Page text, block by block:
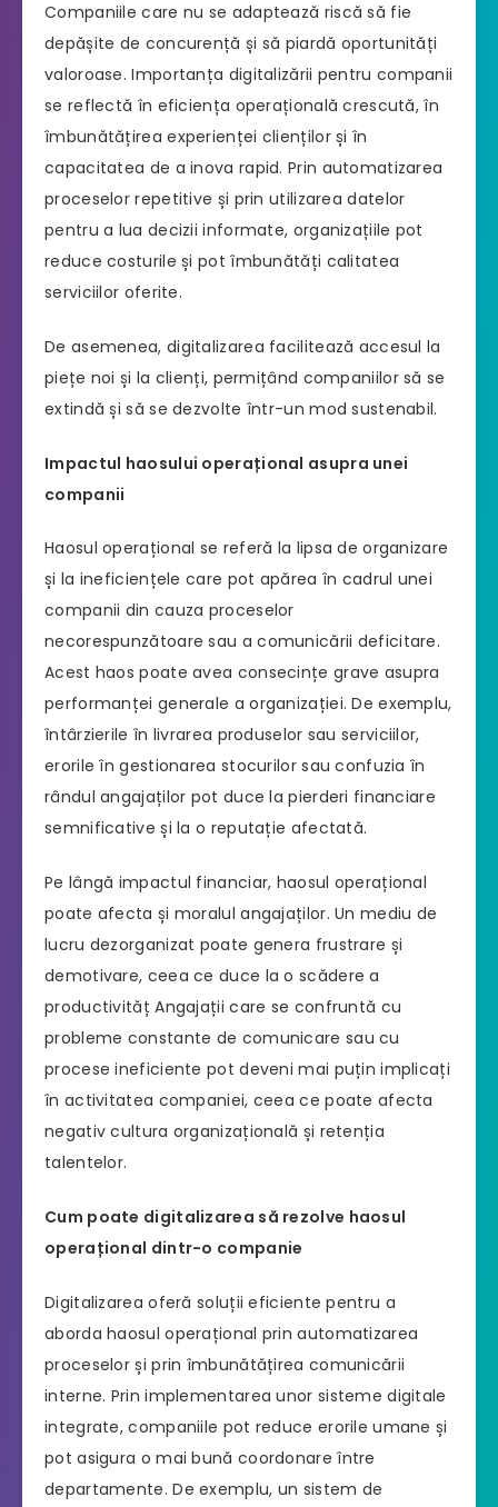
Companiile care nu se adaptează riscă să fie
depășite de concurență și să piardă oportunități
valoroase. Importanța digitalizării pentru companii
se reflectă în eficiența operațională crescută, în
îmbunătățirea experienței clienților și în
capacitatea de a inova rapid. Prin automatizarea
proceselor repetitive și prin utilizarea datelor
pentru a lua decizii informate, organizațiile pot
reduce costurile și pot îmbunătăți calitatea
serviciilor oferite.
De asemenea, digitalizarea facilitează accesul la
piețe noi și la clienți, permițând companiilor să se
extindă și să se dezvolte într-un mod sustenabil.
Impactul haosului operațional asupra unei
companii
Haosul operațional se referă la lipsa de organizare
și la ineficiențele care pot apărea în cadrul unei
companii din cauza proceselor
necorespunzătoare sau a comunicării deficitare.
Acest haos poate avea consecințe grave asupra
performanței generale a organizației. De exemplu,
întârzierile în livrarea produselor sau serviciilor,
erorile în gestionarea stocurilor sau confuzia în
rândul angajaților pot duce la pierderi financiare
semnificative și la o reputație afectată.
Pe lângă impactul financiar, haosul operațional
poate afecta și moralul angajaților. Un mediu de
lucru dezorganizat poate genera frustrare și
demotivare, ceea ce duce la o scădere a
productivităț Angajații care se confruntă cu
probleme constante de comunicare sau cu
procese ineficiente pot deveni mai puțin implicați
în activitatea companiei, ceea ce poate afecta
negativ cultura organizațională și retenția
talentelor.
Cum poate digitalizarea să rezolve haosul
operațional dintr-o companie
Digitalizarea oferă soluții eficiente pentru a
aborda haosul operațional prin automatizarea
proceselor și prin îmbunătățirea comunicării
interne. Prin implementarea unor sisteme digitale
integrate, companiile pot reduce erorile umane și
pot asigura o mai bună coordonare între
departamente. De exemplu, un sistem de